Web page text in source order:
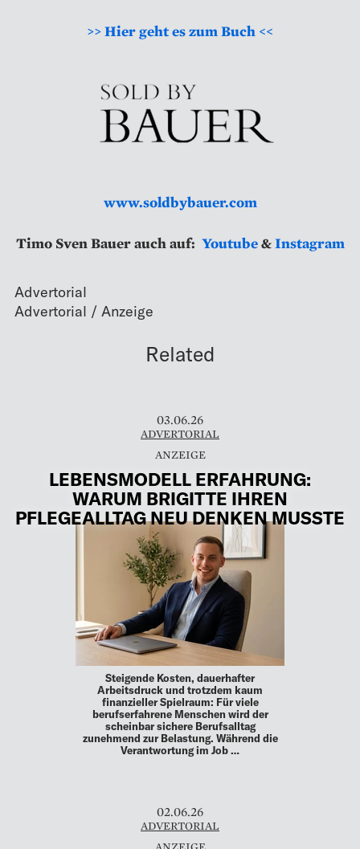
>> Hier geht es zum Buch <<
www.soldbybauer.com
Timo Sven Bauer auch auf: Youtube&Instagram
Advertorial
Related
03.06.26
ADVERTORIAL
LEBENSMODELL ERFAHRUNG:
WARUM BRIGITTE IHREN
PFLEGEALLTAG NEU DENKEN MUSSTE
Steigende Kosten, dauerhafter
Arbeitsdruck und trotzdem kaum
finanzieller Spielraum: Für viele
berufserfahrene Menschen wird der
scheinbar sichere Berufsalltag
zunehmend zur Belastung. Während die
Verantwortung im Job …
02.06.26
ADVERTORIAL